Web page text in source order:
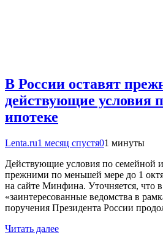
В России оставят
действующие условия
ипотеке
Lenta.ru1 месяц спустя01 минуты
Действующие условия по семейной
прежними по меньшей мере до 1
на сайте Минфина. Уточняется, что
«заинтересованные ведомства в
поручения Президента России
Читать далее